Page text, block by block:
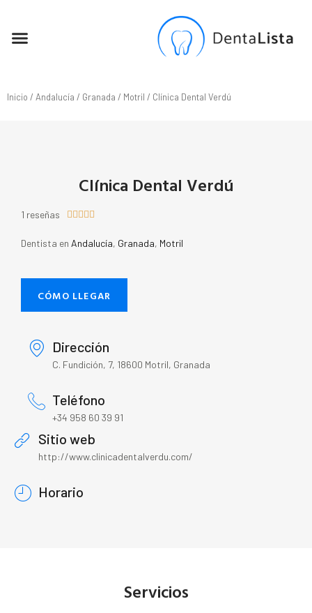
Inicio / Andalucía / Granada / Motril / Clínica Dental Verdú
Clínica Dental Verdú
1 reseñas     
Dentista en Andalucía, Granada, Motril
CÓMO LLEGAR
Dirección
C. Fundición, 7, 18600 Motril, Granada
Teléfono
+34 958 60 39 91
Sitio web
http://www.clinicadentalverdu.com/
Horario
Servicios